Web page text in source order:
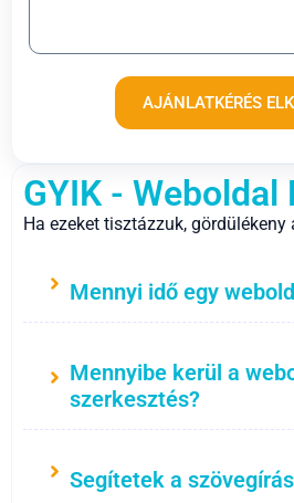
GYIK - Weboldal
Ha ezeket tisztázzuk, gördülékeny
Mennyi idő egy
Mennyibe kerül a
szerkesztés?
Segítetek a
AJÁNLATKÉRÉS